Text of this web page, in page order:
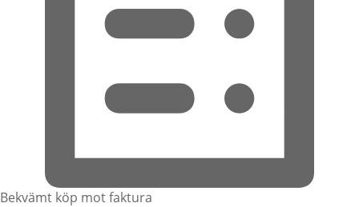
Bekvämt köp mot faktura